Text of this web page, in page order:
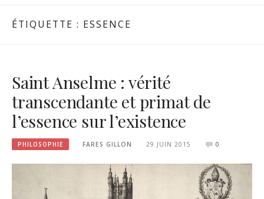
ÉTIQUETTE : ESSENCE
Saint Anselme : vérité
transcendante et primat de
l’essence sur l’existence
PHILOSOPHIE FARES GILLON 29 JUIN 2015 0